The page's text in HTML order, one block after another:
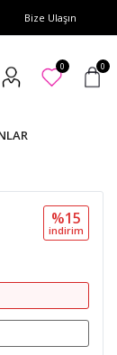
Bize Ulaşın
0 0
%15
i̇ndi̇ri̇m